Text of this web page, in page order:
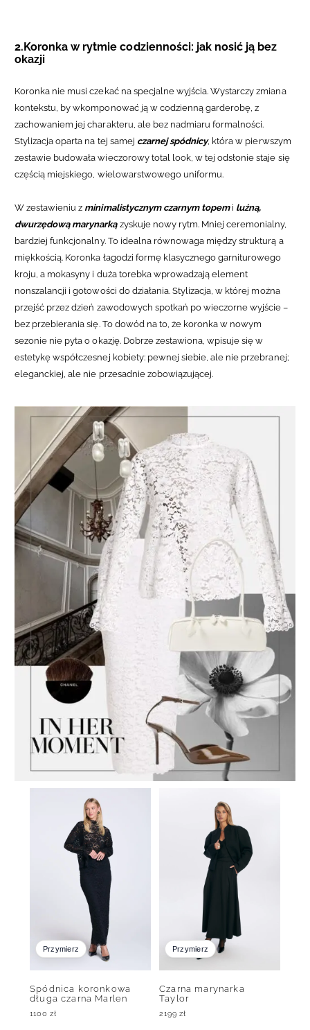
2.Koronka w rytmie codzienności: jak nosić ją bez
okazji
Koronka nie musi czekać na specjalne wyjścia. Wystarczy zmiana
kontekstu, by wkomponować ją w codzienną garderobę, z
zachowaniem jej charakteru, ale bez nadmiaru formalności.
Stylizacja oparta na tej samej czarnej spódnicy, która w pierwszym
zestawie budowała wieczorowy total look, w tej odsłonie staje się
częścią miejskiego, wielowarstwowego uniformu.
W zestawieniu z minimalistycznym czarnym topemi luźną,
dwurzędową marynarkązyskuje nowy rytm. Mniej ceremonialny,
bardziej funkcjonalny. To idealna równowaga między strukturą a
miękkością. Koronka łagodzi formę klasycznego garniturowego
kroju, a mokasyny i duża torebka wprowadzają element
nonszalancji i gotowości do działania. Stylizacja, w której można
przejść przez dzień zawodowych spotkań po wieczorne wyjście –
bez przebierania się. To dowód na to, że koronka w nowym
sezonie nie pyta o okazję. Dobrze zestawiona, wpisuje się w
estetykę współczesnej kobiety: pewnej siebie, ale nie przebranej;
eleganckiej, ale nie przesadnie zobowiązującej.
Przymierz
Spódnica koronkowa
długa czarna Marlen
1100zł
Przymierz
Czarna marynarka
Taylor
2199zł